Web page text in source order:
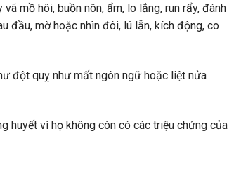
mồ hôi, buồn nôn, ẩm, lo lắng, run rẩy, đánh
đầu, mờ hoặc nhìn đôi, lú lẫn, kích động, co
đột quỵ như mất ngôn ngữ hoặc liệt nửa
huyết vì họ không còn có các triệu chứng của